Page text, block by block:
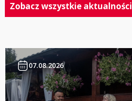
Zobacz wszystkie aktualności
07.08.2026